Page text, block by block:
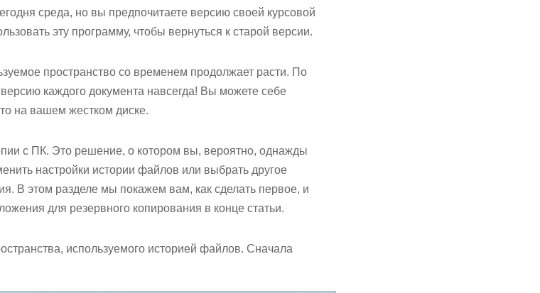
среда, но вы предпочитаете версию своей курсовой
эту программу, чтобы вернуться к старой версии.
пространство со временем продолжает расти. По
каждого документа навсегда! Вы можете себе
на вашем жестком диске.
с ПК. Это решение, о котором вы, вероятно, однажды
настройки истории файлов или выбрать другое
В этом разделе мы покажем вам, как сделать первое, и
для резервного копирования в конце статьи.
используемого историей файлов. Сначала